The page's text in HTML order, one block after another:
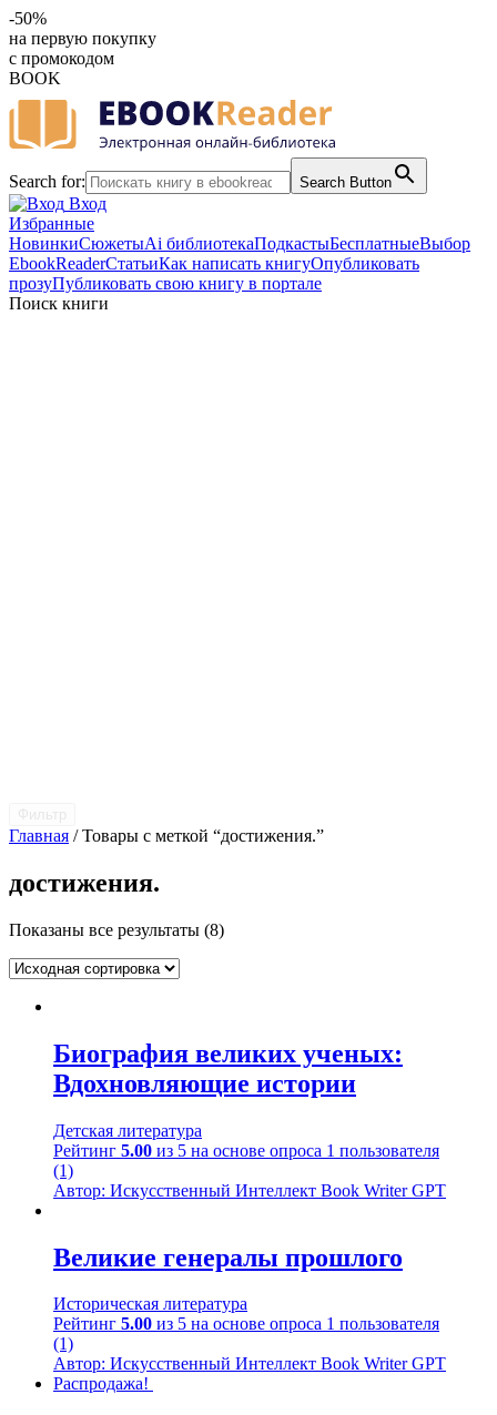
-50%
на первую покупку
с промокодом
BOOK
Search for: Search Button
Вход
Избранные
НовинкиСюжетыAi библиотекаПодкастыБесплатныеВыбор
EbookReaderСтатьиКак написать книгуОпубликовать
прозуПубликовать свою книгу в портале
Поиск книги
Главная / Товары с меткой “достижения.”
достижения.
Показаны все результаты (8)
Биография великих ученых:
Вдохновляющие истории
Детская литература
Рейтинг 5.00 из 5 на основе опроса 1 пользователя
(1)
Автор: Искусственный Интеллект Book Writer GPT
Великие генералы прошлого
Историческая литература
Рейтинг 5.00 из 5 на основе опроса 1 пользователя
(1)
Автор: Искусственный Интеллект Book Writer GPT
Распродажа!